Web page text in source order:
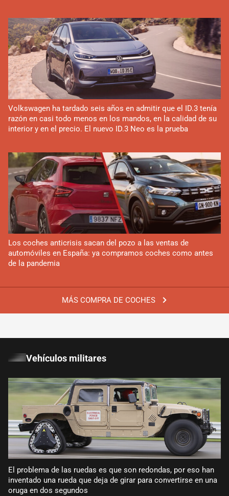
MÁS COMPRA DE COCHES
Volkswagen ha tardado seis años en admitir que el ID.3 tenía
razón en casi todo menos en los mandos, en la calidad de su
interior y en el precio. El nuevo ID.3 Neo es la prueba
Los coches anticrisis sacan del pozo a las ventas de
automóviles en España: ya compramos coches como antes
de la pandemia
Vehículos militares
El problema de las ruedas es que son redondas, por eso han
inventado una rueda que deja de girar para convertirse en una
oruga en dos segundos